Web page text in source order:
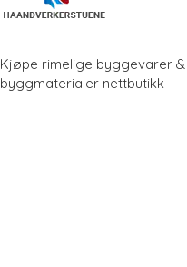
Kjøpe rimelige byggevarer &
byggmaterialer nettbutikk